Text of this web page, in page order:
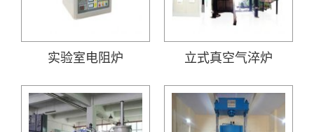
实验室电阻炉 立式真空气淬炉